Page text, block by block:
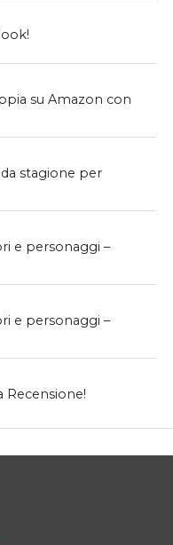
su Amazon con
stagione per
e personaggi –
e personaggi –
Recensione!